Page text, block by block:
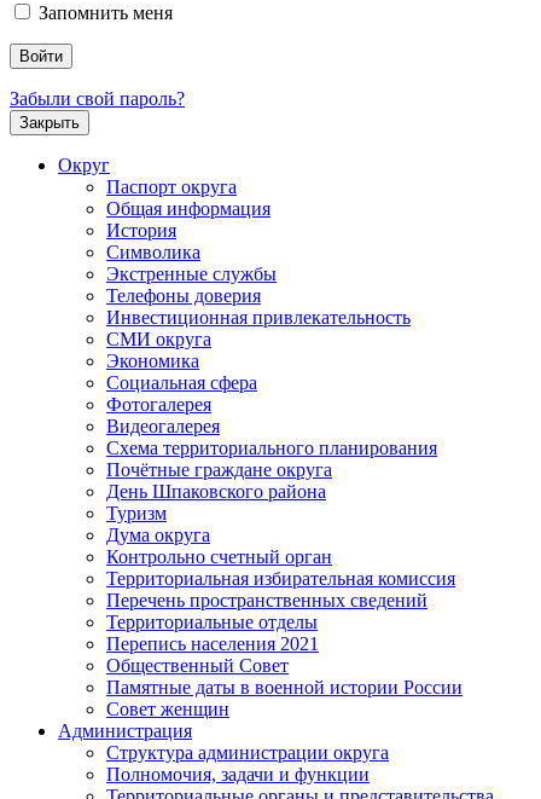
Запомнить меня
Забыли свой пароль?
Закрыть
Округ
Паспорт округа
Общая информация
История
Символика
Экстренные службы
Телефоны доверия
Инвестиционная привлекательность
СМИ округа
Экономика
Социальная сфера
Фотогалерея
Видеогалерея
Схема территориального планирования
Почётные граждане округа
День Шпаковского района
Туризм
Дума округа
Контрольно счетный орган
Территориальная избирательная комиссия
Перечень пространственных сведений
Территориальные отделы
Перепись населения 2021
Общественный Совет
Памятные даты в военной истории России
Совет женщин
Администрация
Структура администрации округа
Полномочия, задачи и функции